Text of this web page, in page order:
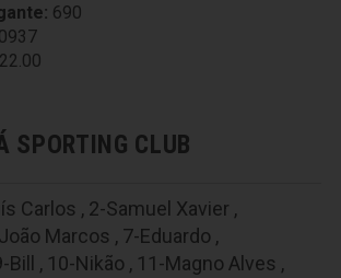
690
SPORTING CLUB
Carlos , 2-Samuel Xavier ,
Marcos , 7-Eduardo ,
Bill , 10-Nikão , 11-Magno Alves ,